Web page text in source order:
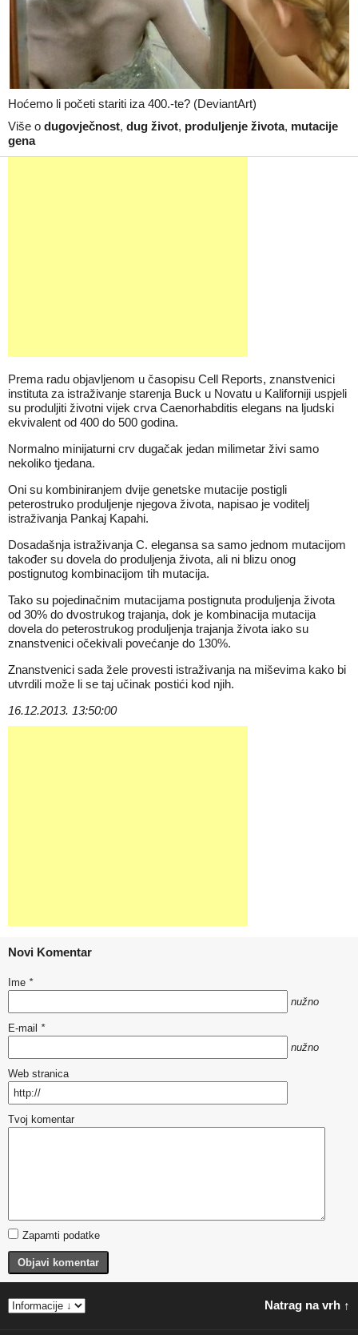
Hoćemo li početi stariti iza 400.-te? (DeviantArt)
Više o dugovječnost, dug život, produljenje života, mutacije
gena
Prema radu objavljenom u časopisu Cell Reports, znanstvenici
instituta za istraživanje starenja Buck u Novatu u Kaliforniji uspjeli
su produljiti životni vijek crva Caenorhabditis elegans na ljudski
ekvivalent od 400 do 500 godina.
Normalno minijaturni crv dugačak jedan milimetar živi samo
nekoliko tjedana.
Oni su kombiniranjem dvije genetske mutacije postigli
peterostruko produljenje njegova života, napisao je voditelj
istraživanja Pankaj Kapahi.
Dosadašnja istraživanja C. elegansa sa samo jednom mutacijom
također su dovela do produljenja života, ali ni blizu onog
postignutog kombinacijom tih mutacija.
Tako su pojedinačnim mutacijama postignuta produljenja života
od 30% do dvostrukog trajanja, dok je kombinacija mutacija
dovela do peterostrukog produljenja trajanja života iako su
znanstvenici očekivali povećanje do 130%.
Znanstvenici sada žele provesti istraživanja na miševima kako bi
utvrdili može li se taj učinak postići kod njih.
16.12.2013. 13:50:00
Novi Komentar
Ime *
nužno
E-mail *
nužno
Web stranica
Tvoj komentar
Zapamti podatke
Objavi komentar
Natrag na vrh ↑